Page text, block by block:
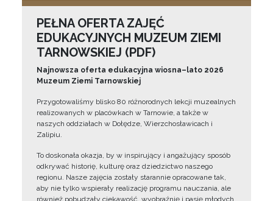
PEŁNA OFERTA ZAJĘĆ
EDUKACYJNYCH MUZEUM ZIEMI
TARNOWSKIEJ (PDF)
Najnowsza oferta edukacyjna wiosna–lato 2026
Muzeum Ziemi Tarnowskiej
Przygotowaliśmy blisko 80 różnorodnych lekcji muzealnych
realizowanych w placówkach w Tarnowie, a także w
naszych oddziałach w Dołędze, Wierzchosławicach i
Zalipiu.
To doskonała okazja, by w inspirujący i angażujący sposób
odkrywać historię, kulturę oraz dziedzictwo naszego
regionu. Nasze zajęcia zostały starannie opracowane tak,
aby nie tylko wspierały realizację programu nauczania, ale
również pobudzały ciekawość, wyobraźnię i pasję młodych